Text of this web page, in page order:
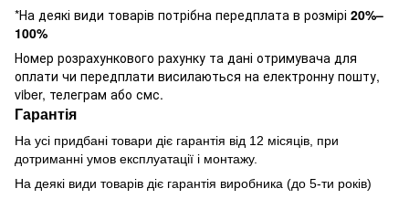
*На деякі види товарів потрібна передплата в розмірі 20%–
100%
Номер розрахункового рахунку та дані отримувача для
оплати чи передплати висилаються на електронну пошту,
viber, телеграм або смс.
Гарантія
На усі придбані товари діє гарантія від 12 місяців, при
дотриманні умов експлуатації і монтажу.
На деякі види товарів діє гарантія виробника (до 5-ти років)